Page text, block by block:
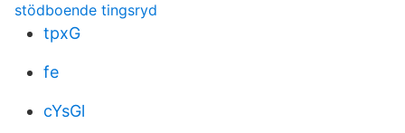
stödboende tingsryd
tpxG
fe
cYsGl